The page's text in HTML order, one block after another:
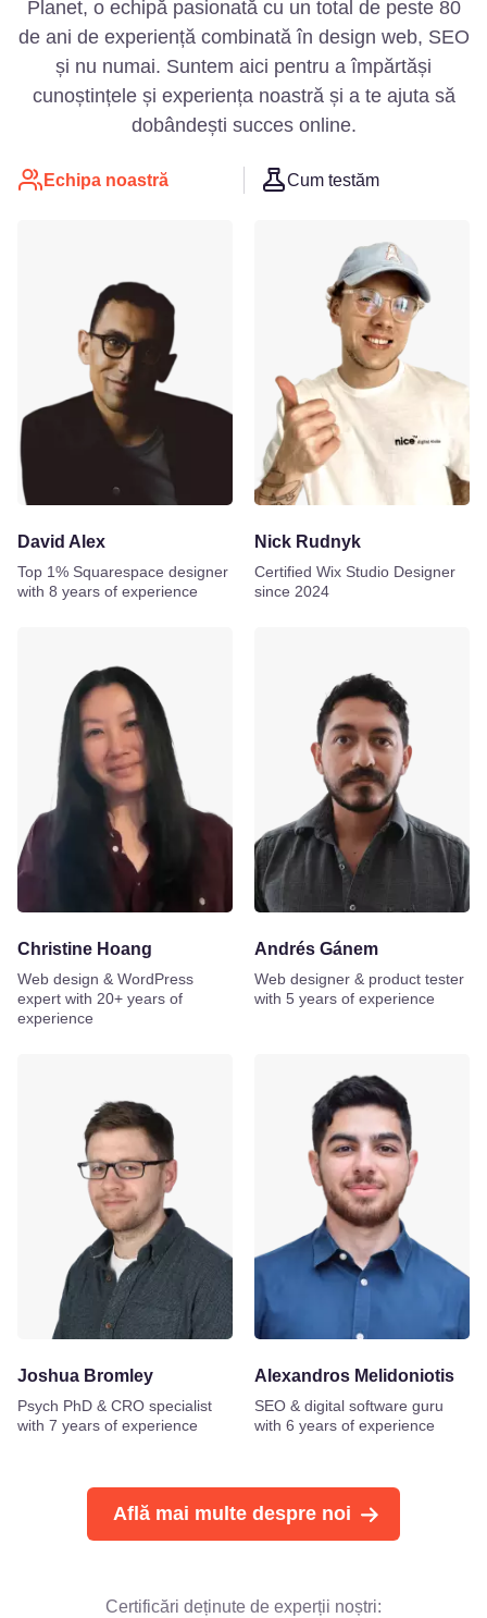
Planet, o echipă pasionată cu un total de peste 80
de ani de experiență combinată în design web, SEO
și nu numai. Suntem aici pentru a împărtăși
cunoștințele și experiența noastră și a te ajuta să
dobândești succes online.
Echipa noastră Cum testăm
David Alex
Top 1% Squarespace designer
with 8 years of experience
Nick Rudnyk
Certified Wix Studio Designer
since 2024
Christine Hoang
Web design & WordPress
expert with 20+ years of
experience
Andrés Gánem
Web designer & product tester
with 5 years of experience
Joshua Bromley
Psych PhD & CRO specialist
with 7 years of experience
Alexandros Melidoniotis
SEO & digital software guru
with 6 years of experience
Află mai multe despre noi
Certificări deținute de experții noștri: